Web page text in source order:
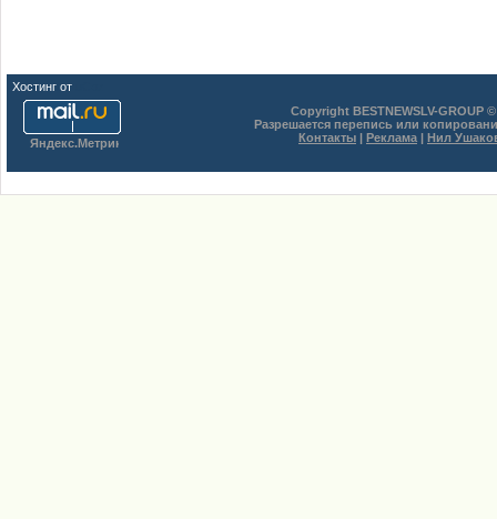
Хостинг от
Copyright BESTNEWSLV-GROUP
Разрешается перепись или
Контакты | Реклама | Нил